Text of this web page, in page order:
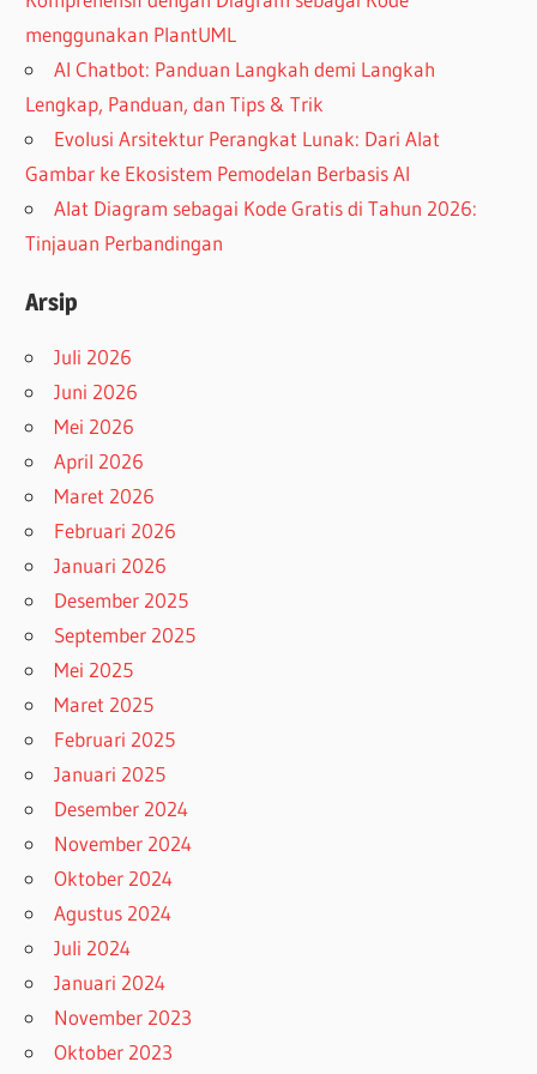
menggunakan PlantUML
AI Chatbot: Panduan Langkah demi Langkah
Lengkap, Panduan, dan Tips & Trik
Evolusi Arsitektur Perangkat Lunak: Dari Alat
Gambar ke Ekosistem Pemodelan Berbasis AI
Alat Diagram sebagai Kode Gratis di Tahun 2026:
Tinjauan Perbandingan
Arsip
Juli 2026
Juni 2026
Mei 2026
April 2026
Maret 2026
Februari 2026
Januari 2026
Desember 2025
September 2025
Mei 2025
Maret 2025
Februari 2025
Januari 2025
Desember 2024
November 2024
Oktober 2024
Agustus 2024
Juli 2024
Januari 2024
November 2023
Oktober 2023